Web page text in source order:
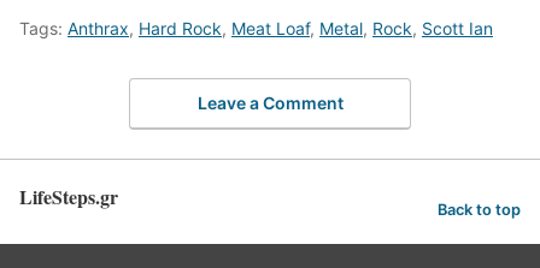
Tags: Anthrax, Hard Rock, Meat Loaf, Metal, Rock, Scott Ian
Leave a Comment
LifeSteps.gr Back to top